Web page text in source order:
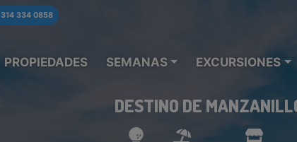
314 334 0858
PROPIEDADES SEMANAS EXCURSIONES
DESTINO DE